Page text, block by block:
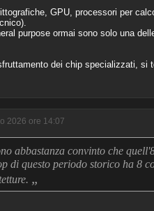
GPU, processori per
purpose ormai sono solo una
dei chip specializzati, si
2026 ore 14:07
abbastanza convinto che
di questo periodo storico ha 8
„